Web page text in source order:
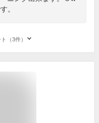
。
（3件）